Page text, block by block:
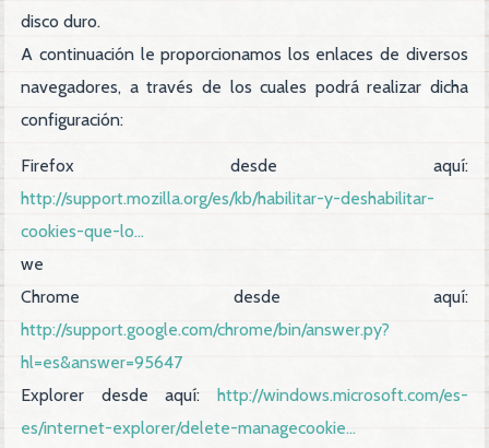
disco duro.
A continuación le proporcionamos los enlaces de diversos
navegadores, a través de los cuales podrá realizar dicha
configuración:
Firefox desde aquí:
http://support.mozilla.org/es/kb/habilitar-y-deshabilitar-
cookies-que-lo...
we
Chrome desde aquí:
http://support.google.com/chrome/bin/answer.py?
hl=es&answer=95647
Explorer desde aquí: http://windows.microsoft.com/es-
es/internet-explorer/delete-managecookie...